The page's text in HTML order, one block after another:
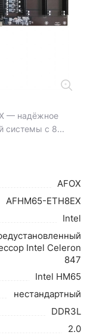
— надёжное
системы с 8...
AFOX
AFHM65-ETH8EX
Intel
Intel Celeron
847
Intel HM65
нестандартный
DDR3L
2.0